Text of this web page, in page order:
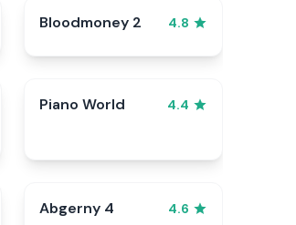
Bloodmoney 2 4.8
Piano World 4.4
Abgerny 4 4.6